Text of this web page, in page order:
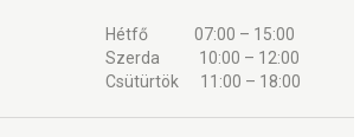
Hétfő 07:00 – 15:00
Szerda 10:00 – 12:00
Csütürtök 11:00 – 18:00